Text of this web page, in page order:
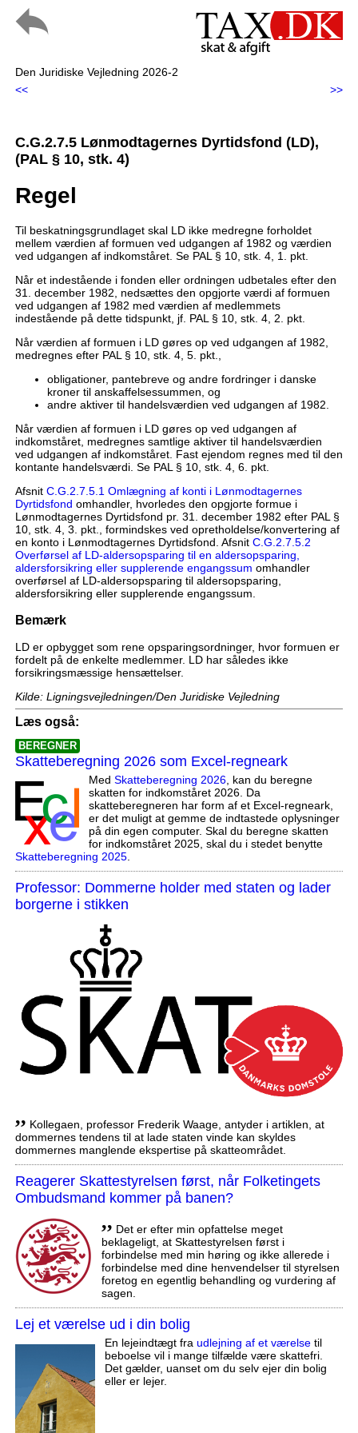
Den Juridiske Vejledning 2026-2
<<
>>
C.G.2.7.5 Lønmodtagernes Dyrtidsfond (LD),
(PAL § 10, stk. 4)
Regel
Til beskatningsgrundlaget skal LD ikke medregne forholdet
mellem værdien af formuen ved udgangen af 1982 og værdien
ved udgangen af indkomståret. Se PAL § 10, stk. 4, 1. pkt.
Når et indestående i fonden eller ordningen udbetales efter den
31. december 1982, nedsættes den opgjorte værdi af formuen
ved udgangen af 1982 med værdien af medlemmets
indestående på dette tidspunkt, jf. PAL § 10, stk. 4, 2. pkt.
Når værdien af formuen i LD gøres op ved udgangen af 1982,
medregnes efter PAL § 10, stk. 4, 5. pkt.,
obligationer, pantebreve og andre fordringer i danske
kroner til anskaffelsessummen, og
andre aktiver til handelsværdien ved udgangen af 1982.
Når værdien af formuen i LD gøres op ved udgangen af
indkomståret, medregnes samtlige aktiver til handelsværdien
ved udgangen af indkomståret. Fast ejendom regnes med til den
kontante handelsværdi. Se PAL § 10, stk. 4, 6. pkt.
Afsnit C.G.2.7.5.1 Omlægning af konti i Lønmodtagernes
Dyrtidsfond omhandler, hvorledes den opgjorte formue i
Lønmodtagernes Dyrtidsfond pr. 31. december 1982 efter PAL §
10, stk. 4, 3. pkt., formindskes ved opretholdelse/konvertering af
en konto i Lønmodtagernes Dyrtidsfond. Afsnit C.G.2.7.5.2
Overførsel af LD-aldersopsparing til en aldersopsparing,
aldersforsikring eller supplerende engangssum omhandler
overførsel af LD-aldersopsparing til aldersopsparing,
aldersforsikring eller supplerende engangssum.
Bemærk
LD er opbygget som rene opsparingsordninger, hvor formuen er
fordelt på de enkelte medlemmer. LD har således ikke
forsikringsmæssige hensættelser.
Kilde: Ligningsvejledningen/Den Juridiske Vejledning
Læs også:
BEREGNER
Skatteberegning 2026 som Excel-regneark
Med Skatteberegning 2026, kan du beregne
skatten for indkomståret 2026. Da
skatteberegneren har form af et Excel-regneark,
er det muligt at gemme de indtastede oplysninger
på din egen computer. Skal du beregne skatten
for indkomståret 2025, skal du i stedet benytte
Skatteberegning 2025.
Professor: Dommerne holder med staten og lader
borgerne i stikken
,, Kollegaen, professor Frederik Waage, antyder i artiklen, at
dommernes tendens til at lade staten vinde kan skyldes
dommernes manglende ekspertise på skatteområdet.
Reagerer Skattestyrelsen først, når Folketingets
Ombudsmand kommer på banen?
,, Det er efter min opfattelse meget
beklageligt, at Skattestyrelsen først i
forbindelse med min høring og ikke allerede i
forbindelse med dine henvendelser til styrelsen
foretog en egentlig behandling og vurdering af
sagen.
Lej et værelse ud i din bolig
En lejeindtægt fra udlejning af et værelsetil
beboelse vil i mange tilfælde være skattefri.
Det gælder, uanset om du selv ejer din bolig
eller er lejer.